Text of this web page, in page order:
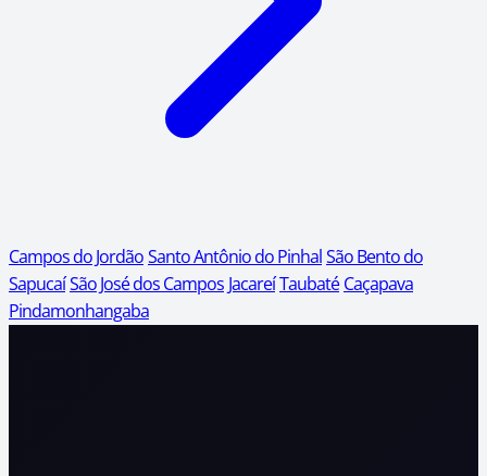
Campos do JordãoSanto Antônio do PinhalSão Bento do
SapucaíSão José dos Campos JacareíTaubaté Caçapava
Pindamonhangaba